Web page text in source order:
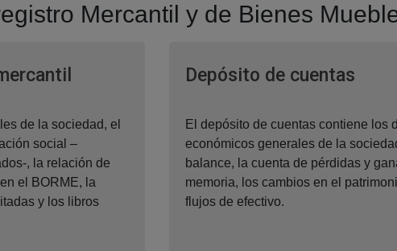
Mercantil y de Bienes
Ventana nueva
de la sociedad, el
social –
, la relación de
el BORME, la
y los libros
Depósito de cuentas
El depósito de cuentas contiene los
económicos generales de la
balance, la cuenta de pérdidas y
memoria, los cambios en el
flujos de efectivo.